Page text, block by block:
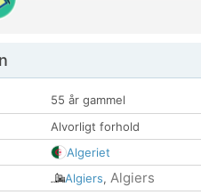
55 år gammel
Alvorligt forhold
Algeriet
Algiers, Algiers